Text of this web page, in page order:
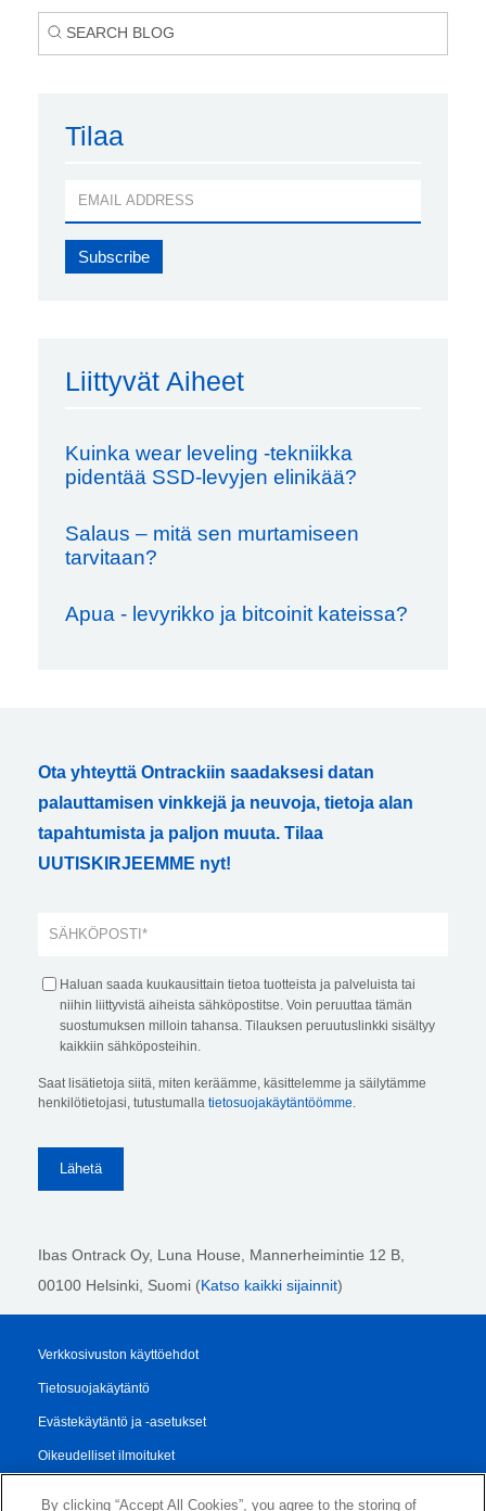
Tilaa
Liittyvät Aiheet
Kuinka wear leveling -tekniikka
pidentää SSD-levyjen elinikää?
Salaus – mitä sen murtamiseen
tarvitaan?
Apua - levyrikko ja bitcoinit kateissa?
Ota yhteyttä Ontrackiin saadaksesi datan
palauttamisen vinkkejä ja neuvoja, tietoja alan
tapahtumista ja paljon muuta. Tilaa
UUTISKIRJEEMME nyt!
Haluan saada kuukausittain tietoa tuotteista ja palveluista tai
niihin liittyvistä aiheista sähköpostitse. Voin peruuttaa tämän
suostumuksen milloin tahansa. Tilauksen peruutuslinkki sisältyy
kaikkiin sähköposteihin.
Saat lisätietoja siitä, miten keräämme, käsittelemme ja säilytämme
henkilötietojasi, tutustumalla tietosuojakäytäntöömme.
Ibas Ontrack Oy, Luna House, Mannerheimintie 12 B,
00100 Helsinki , Suomi (Katso kaikki sijainnit)
Verkkosivuston käyttöehdot
Tietosuojakäytäntö
Evästekäytäntö ja -asetukset
Oikeudelliset ilmoituket
By clicking “Accept All Cookies”, you agree to the storing of